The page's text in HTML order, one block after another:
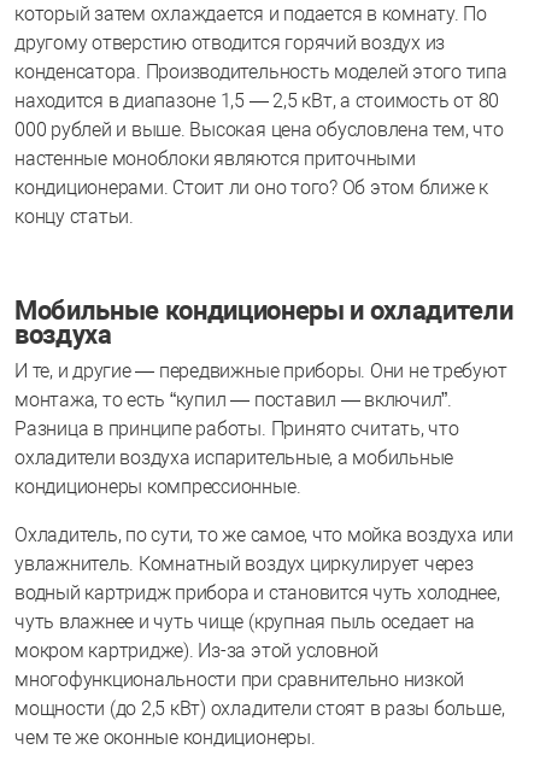
который затем охлаждается и подается в комнату. По
другому отверстию отводится горячий воздух из
конденсатора. Производительность моделей этого типа
находится в диапазоне 1,5 — 2,5 кВт, а стоимость от 80
000 рублей и выше. Высокая цена обусловлена тем, что
настенные моноблоки являются приточными
кондиционерами. Стоит ли оно того? Об этом ближе к
концу статьи.
Мобильные кондиционеры и охладители
воздуха
И те, и другие — передвижные приборы. Они не требуют
монтажа, то есть “купил — поставил — включил”.
Разница в принципе работы. Принято считать, что
охладители воздуха испарительные, а мобильные
кондиционеры компрессионные.
Охладитель, по сути, то же самое, что мойка воздуха или
увлажнитель. Комнатный воздух циркулирует через
водный картридж прибора и становится чуть холоднее,
чуть влажнее и чуть чище (крупная пыль оседает на
мокром картридже). Из-за этой условной
многофункциональности при сравнительно низкой
мощности (до 2,5 кВт) охладители стоят в разы больше,
чем те же оконные кондиционеры.